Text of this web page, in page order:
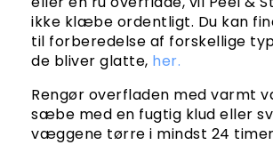
ikke klæbe ordentligt. Du kan
til forberedelse af forskellige
de bliver glatte, her.
Rengør overfladen med varmt
sæbe med en fugtig klud eller
væggene tørre i mindst 24